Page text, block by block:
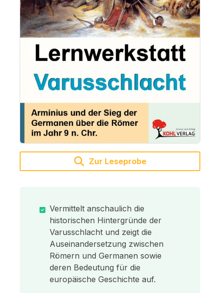
Zur Leseprobe
Vermittelt anschaulich die
historischen Hintergründe der
Varusschlacht und zeigt die
Auseinandersetzung zwischen
Römern und Germanen sowie
deren Bedeutung für die
europäische Geschichte auf.